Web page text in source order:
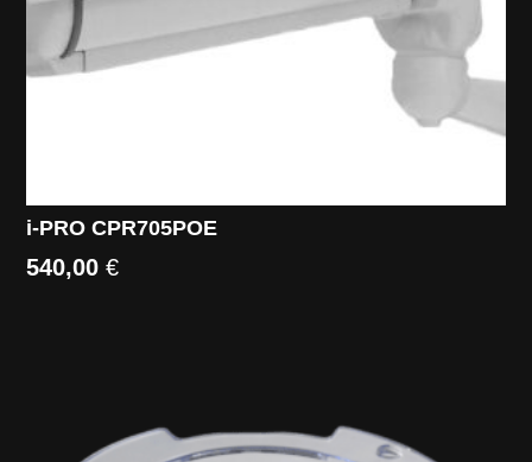
i-PRO CPR705POE
540,00€